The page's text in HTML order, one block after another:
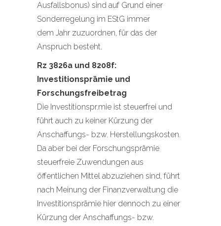
Ausfallsbonus) sind auf Grund einer
Sonderregelung im EStG immer
dem Jahr zuzuordnen, für das der
Anspruch besteht.
Rz 3826a und 8208f:
Investitionsprämie und
Forschungsfreibetrag
Die Investitionspr.mie ist steuerfrei und
führt auch zu keiner Kürzung der
Anschaffungs- bzw. Herstellungskosten.
Da aber bei der Forschungsprämie
steuerfreie Zuwendungen aus
öffentlichen Mittel abzuziehen sind, führt
nach Meinung der Finanzverwaltung die
Investitionsprämie hier dennoch zu einer
Kürzung der Anschaffungs- bzw.